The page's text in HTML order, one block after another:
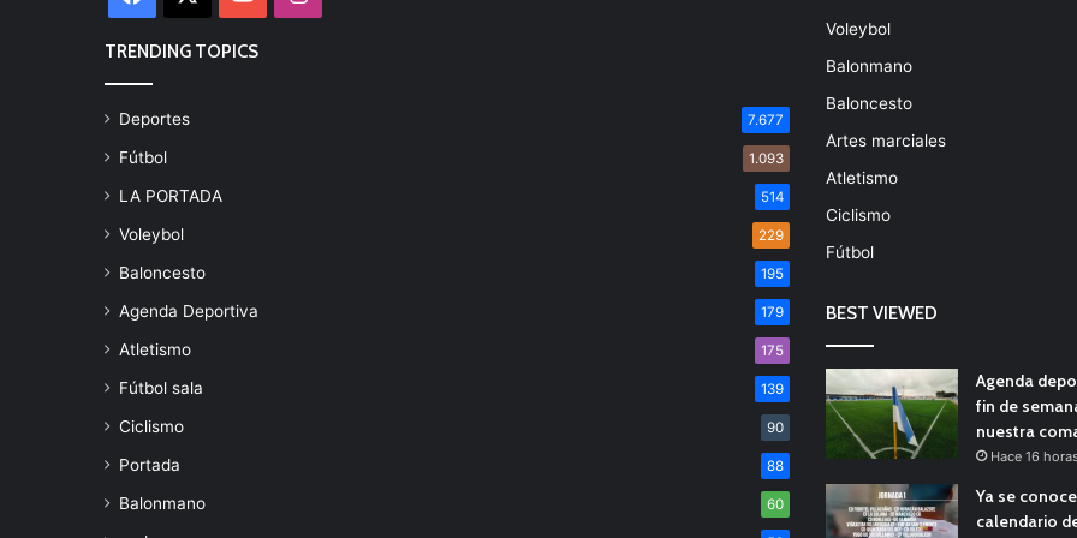
TRENDING TOPICS
Deportes 7.677
Fútbol 1.093
LA PORTADA 514
Voleybol 229
Baloncesto 195
Agenda Deportiva 179
Atletismo 175
Fútbol sala 139
Ciclismo 90
Portada 88
Balonmano 60
Voleybol
Balonmano
Baloncesto
Artes marciales
Atletismo
Ciclismo
Fútbol
BEST VIEWED
Agenda
fin de
nuestra
Hace 16 horas
Ya se
calendario